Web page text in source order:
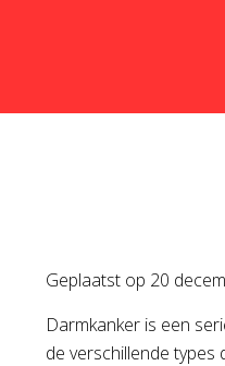
Geplaatst op 20
Darmkanker is een
de verschillende